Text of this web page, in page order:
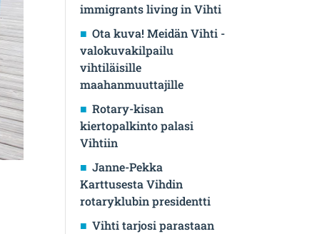
immigrants living in Vihti
Ota kuva! Meidän Vihti -
valokuvakilpailu
vihtiläisille
maahanmuuttajille
Rotary-kisan
kiertopalkinto palasi
Vihtiin
Janne-Pekka
Karttusesta Vihdin
rotaryklubin presidentti
Vihti tarjosi parastaan